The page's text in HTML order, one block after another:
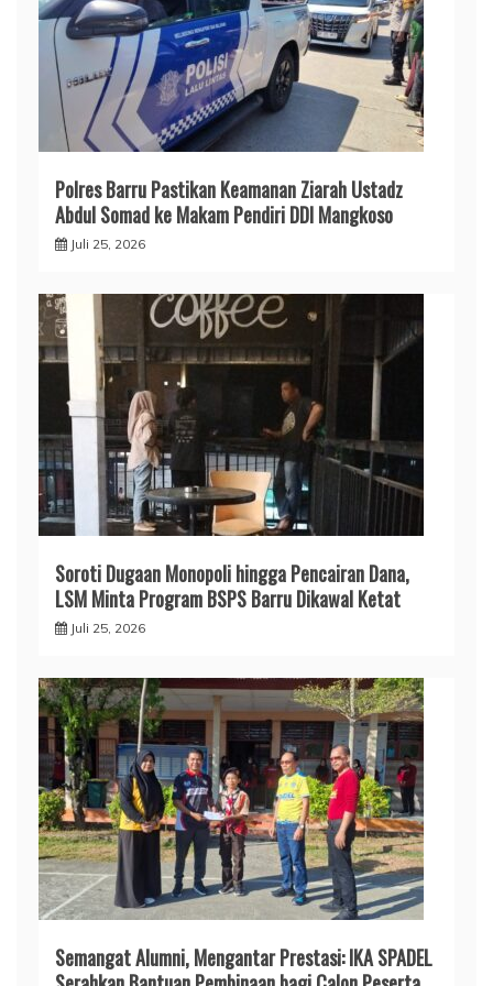
​Polres Barru Pastikan Keamanan Ziarah Ustadz
Abdul Somad ke Makam Pendiri DDI Mangkoso
Juli 25, 2026
​Soroti Dugaan Monopoli hingga Pencairan Dana,
LSM Minta Program BSPS Barru Dikawal Ketat
Juli 25, 2026
Semangat Alumni, Mengantar Prestasi: IKA SPADEL